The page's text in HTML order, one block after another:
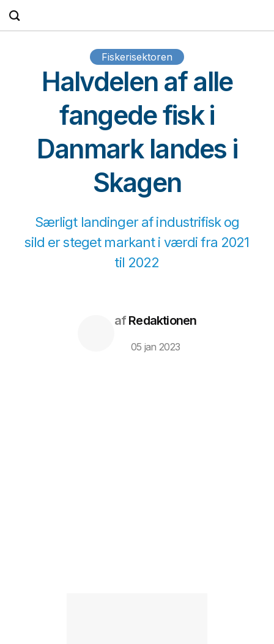
Fortsæt
Fiskerisektoren
Halvdelen af alle
fangede fisk i
Danmark landes i
Skagen
Særligt landinger af industrifisk og
sild er steget markant i værdi fra 2021
til 2022
afRedaktionen
05 jan 2023